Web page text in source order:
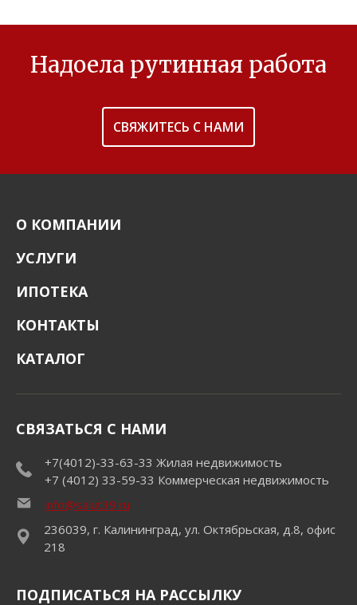
Надоела рутинная работа
СВЯЖИТЕСЬ С НАМИ
О КОМПАНИИ
УСЛУГИ
ИПОТЕКА
КОНТАКТЫ
КАТАЛОГ
СВЯЗАТЬСЯ С НАМИ
+7(4012)-33-63-33 Жилая недвижимость
+7 (4012) 33-59-33 Коммерческая недвижимость
info@salut39.ru
236039, г. Калининград, ул. Октябрьская, д.8, офис
218
ПОДПИСАТЬСЯ НА РАССЫЛКУ